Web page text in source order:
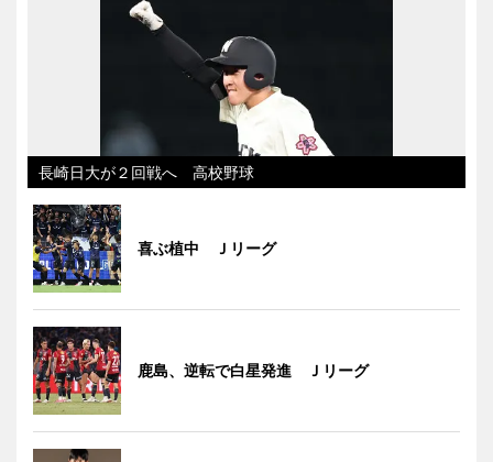
長崎日大が２回戦へ 高校野球
喜ぶ植中 Ｊリーグ
鹿島、逆転で白星発進 Ｊリーグ